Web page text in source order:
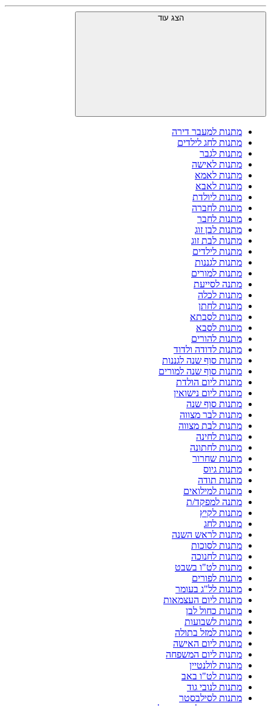
הצג עוד
מתנות למעבר דירה
מתנות לחג לילדים
מתנות לגבר
מתנות לאישה
מתנות לאמא
מתנות לאבא
מתנות ליולדת
מתנות לחברה
מתנות לחבר
מתנות לבן זוג
מתנות לבת זוג
מתנות לילדים
מתנות לגננות
מתנות למורים
מתנה לסייעת
מתנות לכלה
מתנות לחתן
מתנות לסבתא
מתנות לסבא
מתנות להורים
מתנות לדודה ולדוד
מתנות סוף שנה לגננות
מתנות סוף שנה למורים
מתנות ליום הולדת
מתנות ליום נישואין
מתנות סוף שנה
מתנות לבר מצווה
מתנות לבת מצווה
מתנות לחינה
מתנות לחתונה
מתנות שחרור
מתנות גיוס
מתנות תודה
מתנות למילואים
מתנה למפקד/ת
מתנות לקיץ
מתנות לחג
מתנות לראש השנה
מתנות לסוכות
מתנות לחנוכה
מתנות לט"ו בשבט
מתנות לפורים
מתנות לל"ג בעומר
מתנות ליום העצמאות
מתנות כחול לבן
מתנות לשבועות
מתנות למזל בתולה
מתנות ליום האישה
מתנות ליום המשפחה
מתנות לולנטיין
מתנות לט"ו באב
מתנות לנובי גוד
מתנות לסילבסטר